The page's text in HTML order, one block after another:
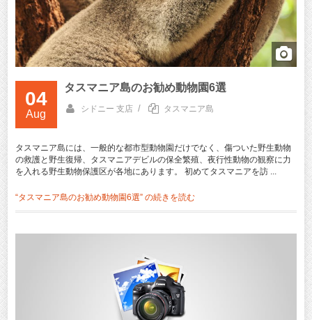
04
Aug
タスマニア島のお勧め動物園6選
シドニー 支店 / タスマニア島
タスマニア島には、一般的な都市型動物園だけでなく、傷ついた野生動物
の救護と野生復帰、タスマニアデビルの保全繁殖、夜行性動物の観察に力
を入れる野生動物保護区が各地にあります。 初めてタスマニアを訪 ...
“タスマニア島のお勧め動物園6選” の続きを読む